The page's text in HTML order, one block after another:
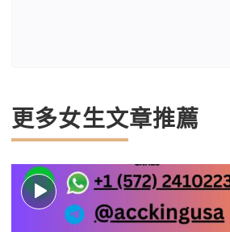
更多女生文章推薦